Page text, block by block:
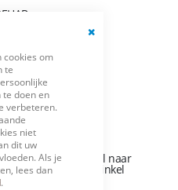
cookies om
te
doen en
verbeteren.
niet
dit uw
Als je
lees dan
.
NUBUCK
product?
of stuur een e-mail naar
of bezoek onze winkel